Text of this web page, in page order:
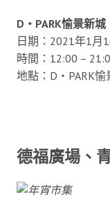
D‧PARK愉景新城
日期：2021年1月
時間：12:00 –
地點：D・PARK愉
德福廣場、